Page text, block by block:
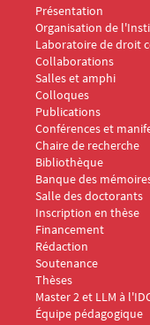
Menu Footer IDC 1
Présentation
Organisation de
Laboratoire de droit
Collaborations
Salles et amphi
Menu Footer IDC 2
Colloques
Publications
Conférences et
Chaire de recherche
Menu Footer IDC 3
Bibliothèque
Banque des
Menu Footer IDC 4
Salle des doctorants
Inscription en thèse
Financement
Rédaction
Soutenance
Thèses
Menu Footer IDC 5
Master 2 et LLM à
Équipe pédagogique